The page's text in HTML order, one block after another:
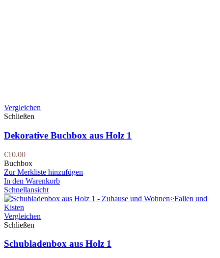
Vergleichen
Schließen
Dekorative Buchbox aus Holz 1
€10.00
Buchbox
Zur Merkliste hinzufügen
In den Warenkorb
Schnellansicht
Vergleichen
Schließen
Schubladenbox aus Holz 1